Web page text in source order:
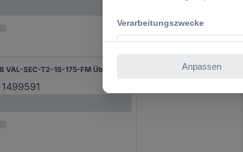
1499591
Verteilerschrank